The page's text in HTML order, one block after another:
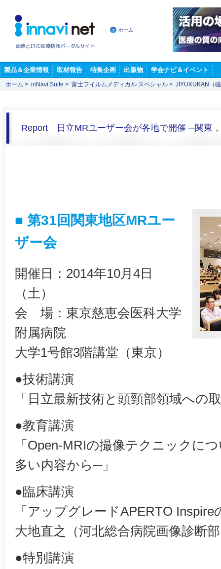
ホーム
製品＆企業情報 取材報告 特集企画 出版物 学会ナビ＆イベント
ホーム > inNavi Suite > 富士フイルムメディカル スペシャル > JIYUKUKAN（
Report 日立MRユーザー会が各地で開催 ─関東
■ 第31回関東地区MRユー
ザー会
開催日：2014年10月4日
（土）
会 場：東京慈恵会医科大学
附属病院
大学1号館3階講堂（東京）
●技術講演
「日立最新技術と頭頸部領域への
●教育講演
「Open-MRIの撮像テクニックに
多い内容から─」
●臨床講演
「アップグレードAPERTO Inspire
大地直之（河北総合病院画像診断
●特別講演